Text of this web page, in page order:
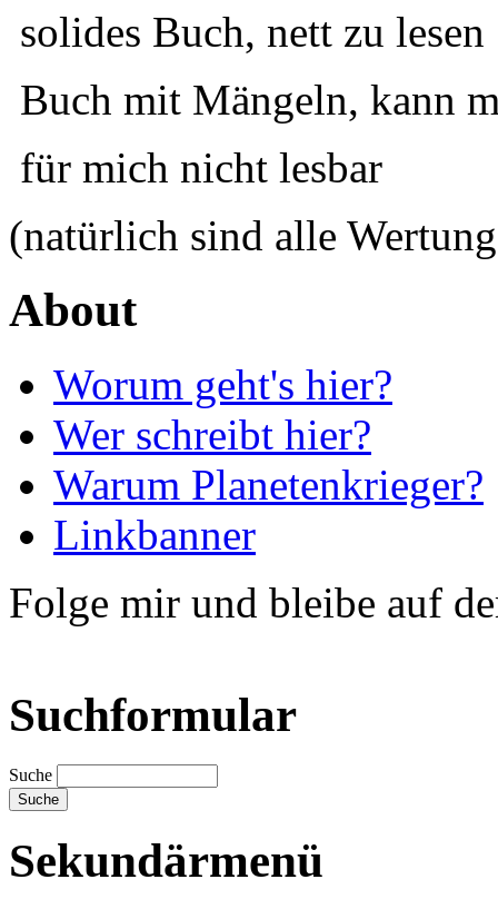
solides Buch, nett zu lesen
Buch mit Mängeln, kann
für mich nicht lesbar
(natürlich sind alle
About
Worum geht's hier?
Wer schreibt hier?
Warum Planetenkrieger?
Linkbanner
Folge mir und bleibe auf
Suchformular
Suche
Sekundärmenü